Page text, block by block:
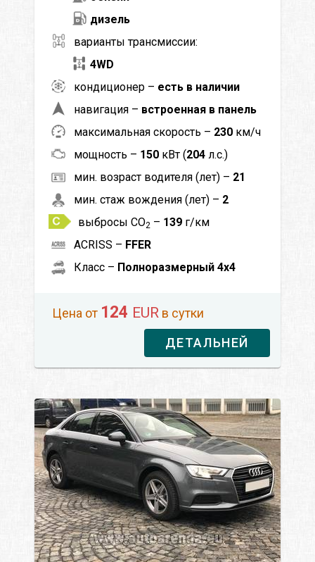
дизель
варианты трансмиссии:
4WD
кондиционер – есть в наличии
навигация – встроенная в панель
максимальная скорость – 230 км/ч
мощность – 150 кВт (204 л.с.)
мин. возраст водителя (лет) – 21
мин. стаж вождения (лет) – 2
выбросы CO2 – 139 г/км
ACRISS – FFER
Класс – Полноразмерный 4x4
Цена от 124 EUR в сутки
ДЕТАЛЬНЕЙ